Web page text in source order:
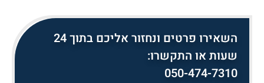
השאירו פרטים ונחזור אליכם בתוך 24
שעות או התקשרו:
050-474-7310